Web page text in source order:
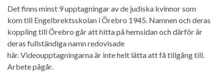
Det finns minst 9 upptagningar av de judiska kvinnor som
kom till Engelbrektsskolan i Örebro 1945. Namnen och deras
koppling till Örebro går att hitta på hemsidan och därför är
deras fullständiga namn redovisade
här. Videoupptagningarna är inte helt lätta att få tillgång till.
Arbete pågår.